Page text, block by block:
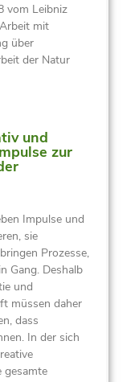
vom Leibniz
mit
über
der Natur
und
zur
Impulse und
sie
Prozesse,
Gang. Deshalb
und
müssen daher
dass
In der sich
gesamte